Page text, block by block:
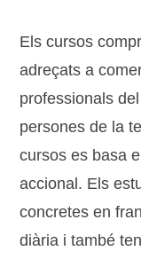
Els cursos
adreçats a
professionals
persones de la
cursos es basa
accional. Els
concretes en
diària i també